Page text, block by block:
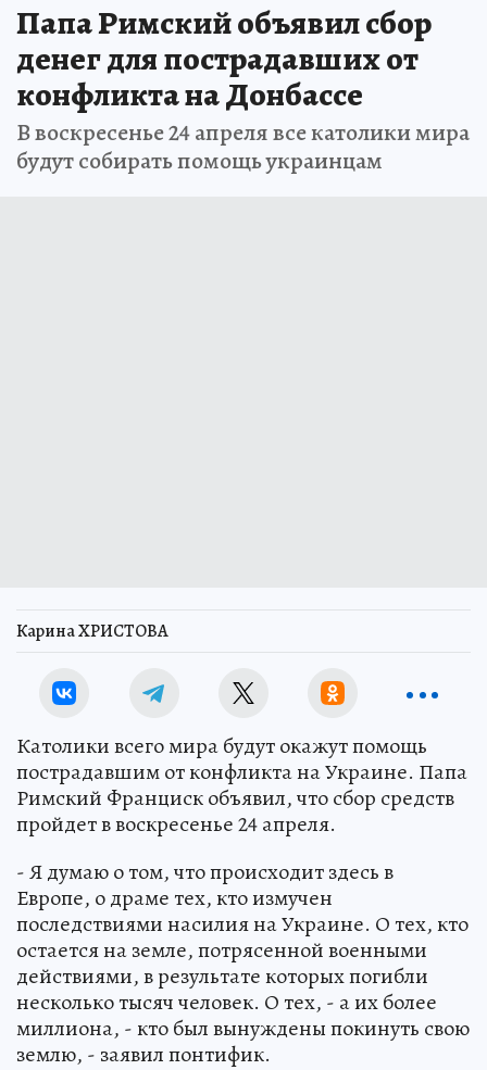
Папа Римский объявил сбор
денег для пострадавших от
конфликта на Донбассе
В воскресенье 24 апреля все католики мира
будут собирать помощь украинцам
Карина ХРИСТОВА
Католики всего мира будут окажут помощь
пострадавшим от конфликта на Украине. Папа
Римский Франциск объявил, что сбор средств
пройдет в воскресенье 24 апреля.
- Я думаю о том, что происходит здесь в
Европе, о драме тех, кто измучен
последствиями насилия на Украине. О тех, кто
остается на земле, потрясенной военными
действиями, в результате которых погибли
несколько тысяч человек. О тех, - а их более
миллиона, - кто был вынуждены покинуть свою
землю, - заявил понтифик.